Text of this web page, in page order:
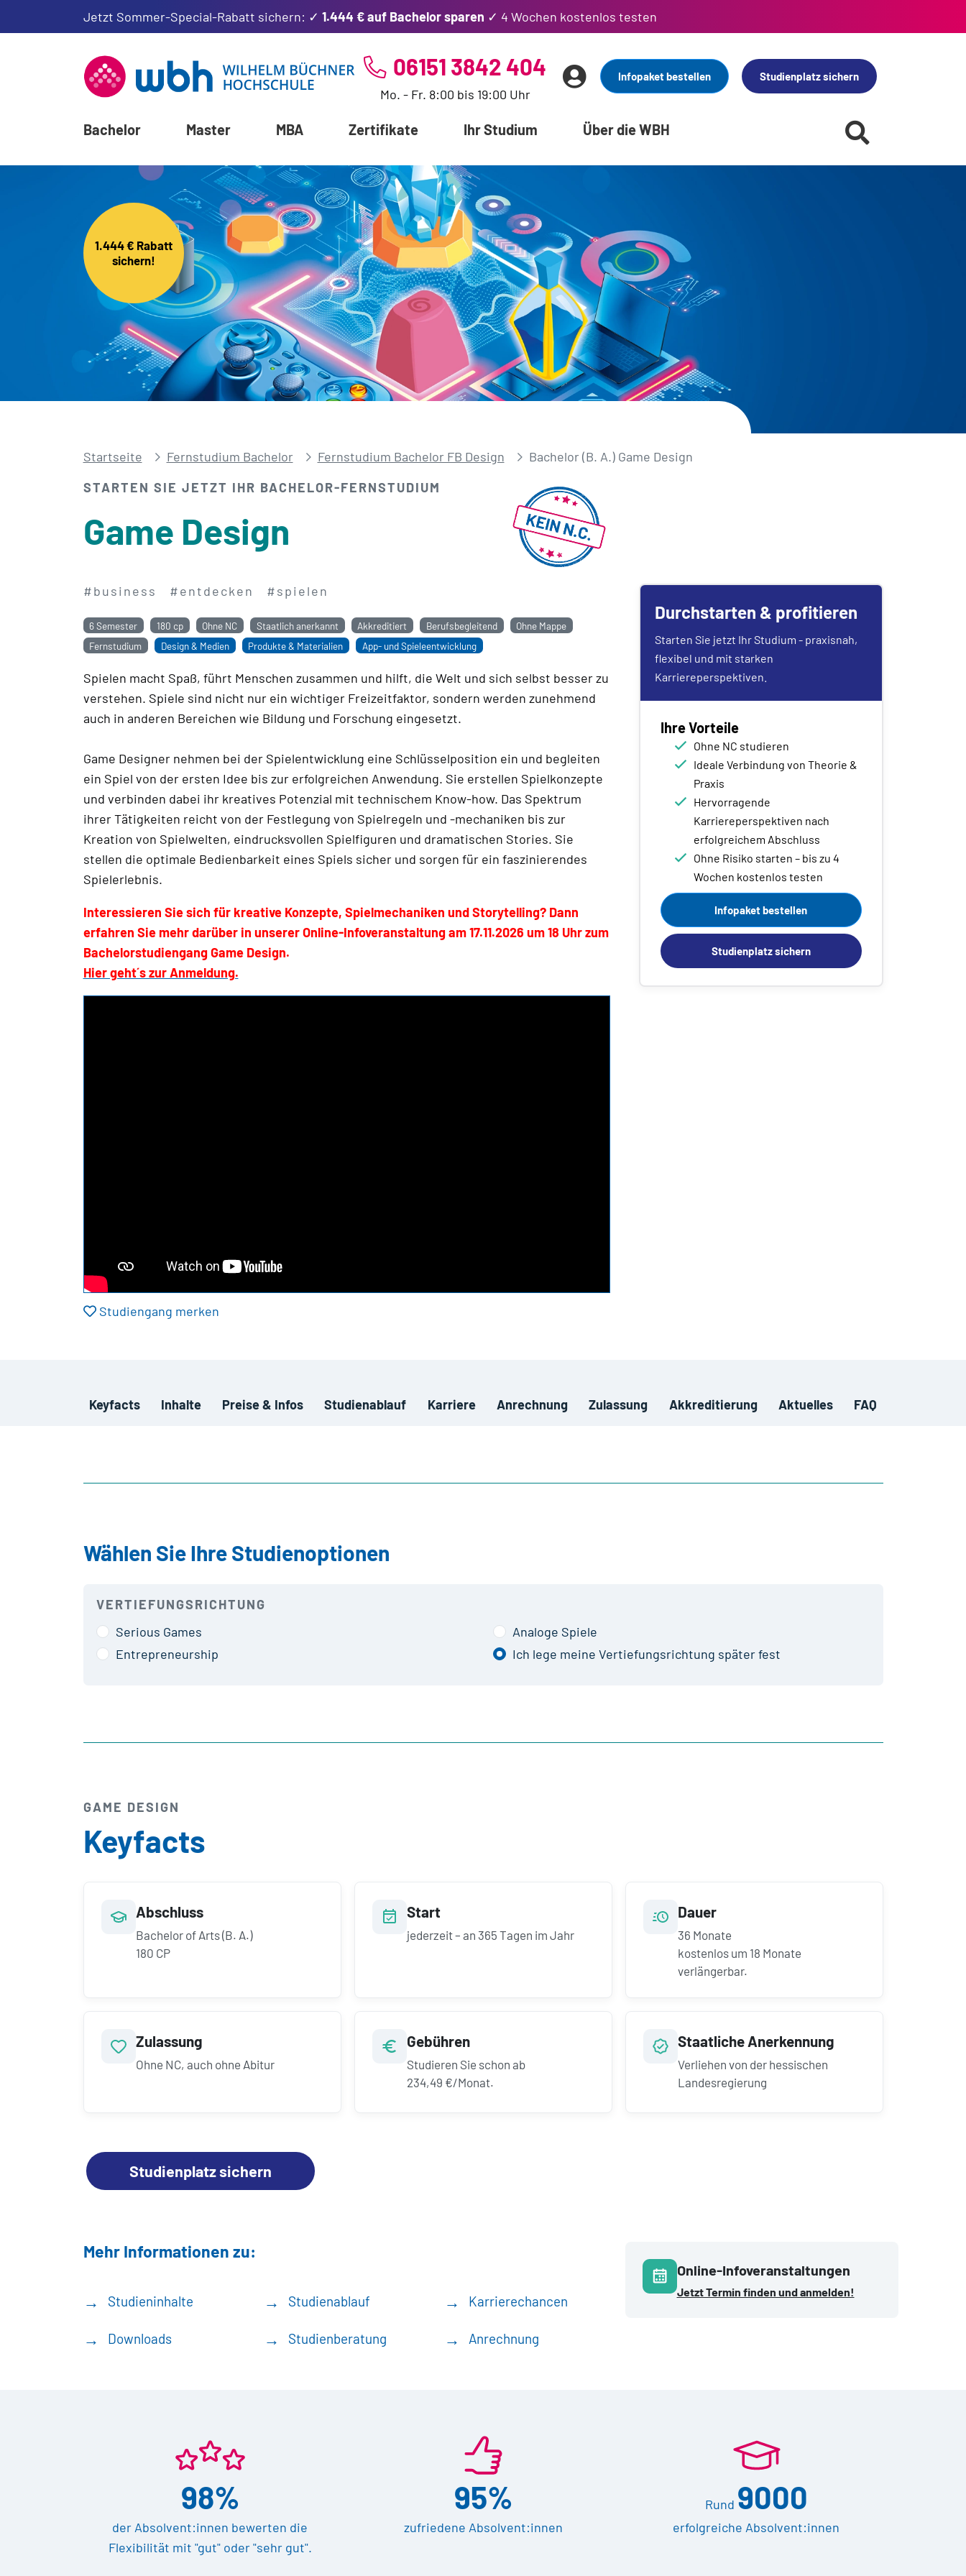
Jetzt Sommer-Special-Rabatt sichern: ✓ 1.444 € auf Bachelor sparen ✓ 4 Wochen kostenlos testen
06151 3842 404
Mo. - Fr. 8:00 bis 19:00 Uhr
Infopaket bestellen Studienplatz sichern
Bachelor Master MBA Zertifikate Ihr Studium Über die WBH
1.444 € Rabatt
sichern!
Startseite Fernstudium Bachelor Fernstudium Bachelor FB Design
Bachelor (B. A.) Game Design
STARTEN SIE JETZT IHR BACHELOR-FERNSTUDIUM
Game Design
#business #entdecken #spielen
6 Semester 180 cp Ohne NC Staatlich anerkannt Akkreditiert Berufsbegleitend
Ohne Mappe
Fernstudium
Design & Medien Produkte & Materialien App- und Spieleentwicklung
Spielen macht Spaß, führt Menschen zusammen und hilft, die Welt und sich selbst besser zu
verstehen. Spiele sind nicht nur ein wichtiger Freizeitfaktor, sondern werden zunehmend
auch in anderen Bereichen wie Bildung und Forschung eingesetzt.
Game Designer nehmen bei der Spielentwicklung eine Schlüsselposition ein und begleiten
ein Spiel von der ersten Idee bis zur erfolgreichen Anwendung. Sie erstellen Spielkonzepte
und verbinden dabei ihr kreatives Potenzial mit technischem Know-how. Das Spektrum
ihrer Tätigkeiten reicht von der Festlegung von Spielregeln und -mechaniken bis zur
Kreation von Spielwelten, eindrucksvollen Spielfiguren und dramatischen Stories. Sie
stellen die optimale Bedienbarkeit eines Spiels sicher und sorgen für ein faszinierendes
Spielerlebnis.
Interessieren Sie sich für kreative Konzepte, Spielmechaniken und Storytelling? Dann
erfahren Sie mehr darüber in unserer Online-Infoveranstaltung am 17.11.2026 um 18 Uhr zum
Bachelorstudiengang Game Design.
Hier geht´s zur Anmeldung.
Studiengang merken
Durchstarten & profitieren
Starten Sie jetzt Ihr Studium - praxisnah,
flexibel und mit starken
Karriereperspektiven.
Ihre Vorteile
Ohne NC studieren
Ideale Verbindung von Theorie &
Praxis
Hervorragende
Karriereperspektiven nach
erfolgreichem Abschluss
Ohne Risiko starten – bis zu 4
Wochen kostenlos testen
Infopaket bestellen
Studienplatz sichern
Keyfacts Inhalte Preise & Infos Studienablauf Karriere Anrechnung Zulassung Akkreditierung Aktuelles FAQ
Wählen Sie Ihre Studienoptionen
VERTIEFUNGSRICHTUNG
Serious Games
Analoge Spiele
Entrepreneurship
Ich lege meine Vertiefungsrichtung später fest
GAME DESIGN
Keyfacts
Abschluss
Bachelor of Arts (B. A.)
180 CP
Start
jederzeit – an 365 Tagen im Jahr
Dauer
36 Monate
kostenlos um 18 Monate
verlängerbar.
Zulassung
Ohne NC, auch ohne Abitur
Gebühren
Studieren Sie schon ab
234,49 €/Monat.
Staatliche Anerkennung
Verliehen von der hessischen
Landesregierung
Studienplatz sichern
Mehr Informationen zu:
Studieninhalte Studienablauf Karrierechancen
Downloads Studienberatung Anrechnung
Online-Infoveranstaltungen
Jetzt Termin finden und anmelden!
98%
der Absolvent:innen bewerten die
Flexibilität mit "gut" oder "sehr gut".
95%
zufriedene Absolvent:innen
Rund 9000
erfolgreiche Absolvent:innen